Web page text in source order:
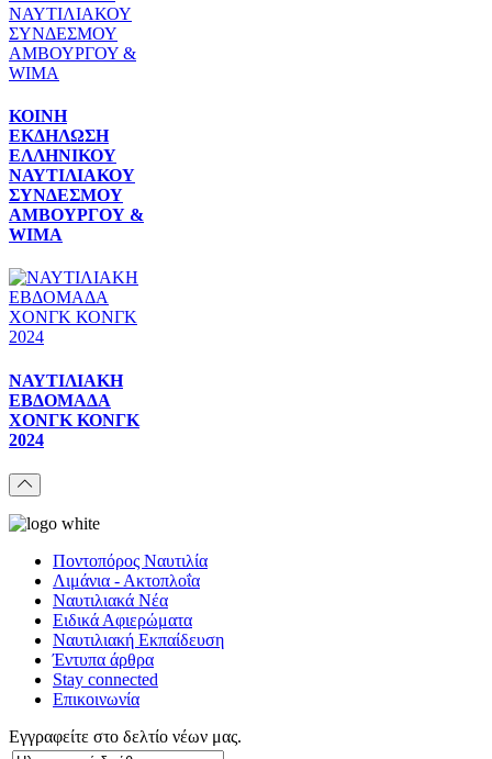
ΚΟΙΝΗ
ΕΚΔΗΛΩΣΗ
ΕΛΛΗΝΙΚΟΥ
ΝΑΥΤΙΛΙΑΚΟΥ
ΣΥΝΔΕΣΜΟΥ
ΑΜΒΟΥΡΓΟΥ &
WIMA
ΝΑΥΤΙΛΙΑΚΗ
ΕΒΔΟΜΑΔΑ
ΧΟΝΓΚ ΚΟΝΓΚ
2024
Ποντοπόρος Ναυτιλία
Λιμάνια - Ακτοπλοΐα
Ναυτιλιακά Νέα
Ειδικά Αφιερώματα
Ναυτιλιακή Εκπαίδευση
Έντυπα άρθρα
Stay connected
Επικοινωνία
Εγγραφείτε στο δελτίο νέων μας.